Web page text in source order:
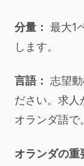
分量： 最大1
します。
言語： 志望
ださい。求人
オランダ語で。
オランダの重